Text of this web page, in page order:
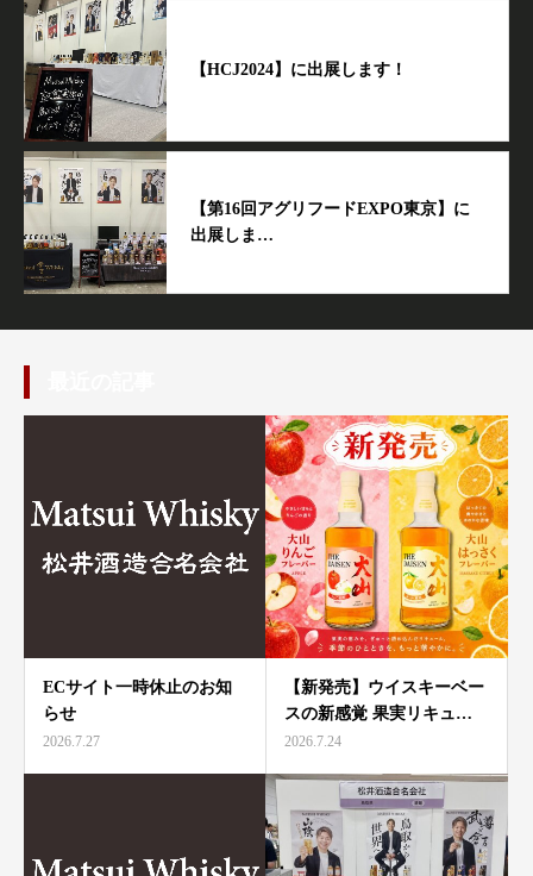
【HCJ2024】に出展します！
【第16回アグリフードEXPO東京】に
出展しま…
ECサイト一時休止のお知
らせ
2026.7.27
【新発売】ウイスキーベー
スの新感覚 果実リキュ…
2026.7.24